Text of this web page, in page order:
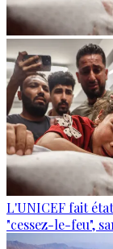
L'UNICEF fait
"cessez-le-feu",